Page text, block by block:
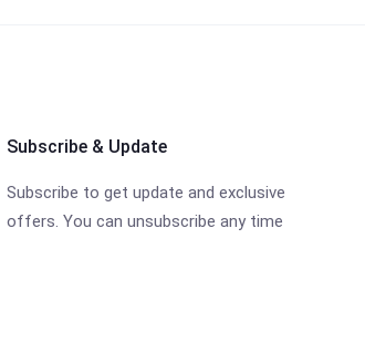
Subscribe & Update
Subscribe to get update and exclusive
offers. You can unsubscribe any time